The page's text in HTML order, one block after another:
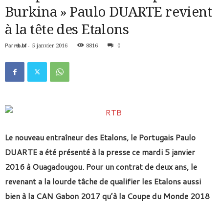
Burkina » Paulo DUARTE revient
à la tête des Etalons
Par rtb.bf- 5 janvier 2016 8816 0
Le nouveau entraîneur des Etalons, le Portugais Paulo
DUARTE a été présenté à la presse ce mardi 5 janvier
2016 à Ouagadougou. Pour un contrat de deux ans, le
revenant a la lourde tâche de qualifier les Etalons aussi
bien à la CAN Gabon 2017 qu’à la Coupe du Monde 2018